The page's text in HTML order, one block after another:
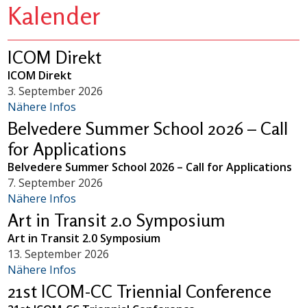
Kalender
ICOM Direkt
ICOM Direkt
3. September 2026
Nähere Infos
Belvedere Summer School 2026 – Call
for Applications
Belvedere Summer School 2026 – Call for Applications
7. September 2026
Nähere Infos
Art in Transit 2.0 Symposium
Art in Transit 2.0 Symposium
13. September 2026
Nähere Infos
21st ICOM-CC Triennial Conference